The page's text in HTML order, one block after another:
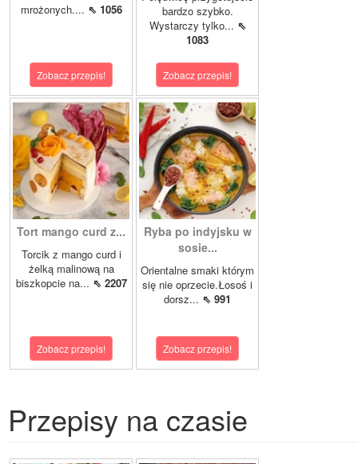
mrożonych.... ⇖ 1056
Zobacz przepis!
bardzo szybko.
Wystarczy tylko... ⇖
1083
Zobacz przepis!
Tort mango curd z...
Torcik z mango curd i
żelką malinową na
biszkopcie na... ⇖ 2207
Zobacz przepis!
Ryba po indyjsku w
sosie...
Orientalne smaki którym
się nie oprzecie.Łosoś i
dorsz... ⇖ 991
Zobacz przepis!
Przepisy na czasie